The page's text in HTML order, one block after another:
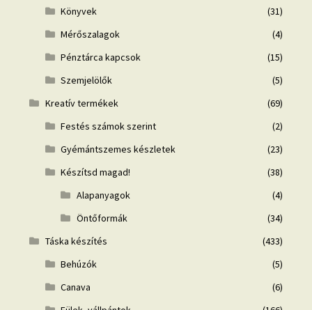
Könyvek
(31)
Mérőszalagok
(4)
Pénztárca kapcsok
(15)
Szemjelölők
(5)
Kreatív termékek
(69)
Festés számok szerint
(2)
Gyémántszemes készletek
(23)
Készítsd magad!
(38)
Alapanyagok
(4)
Öntőformák
(34)
Táska készítés
(433)
Behúzók
(5)
Canava
(6)